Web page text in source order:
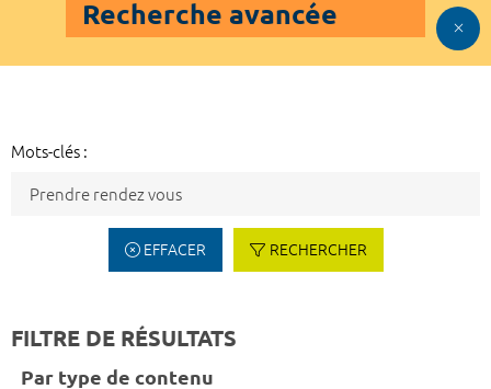
Recherche avancée
Mots-clés :
EFFACER RECHERCHER
FILTRE DE RÉSULTATS
Par type de contenu